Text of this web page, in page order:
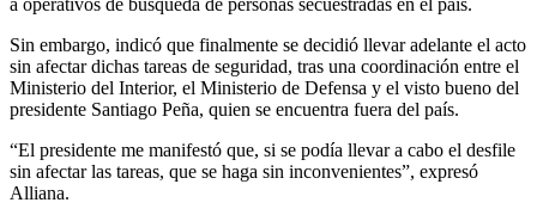
Sin embargo, indicó que finalmente se decidió llevar adelante el acto
sin afectar dichas tareas de seguridad, tras una coordinación entre el
Ministerio del Interior, el Ministerio de Defensa y el visto bueno del
presidente Santiago Peña, quien se encuentra fuera del país.
“El presidente me manifestó que, si se podía llevar a cabo el desfile
sin afectar las tareas, que se haga sin inconvenientes”, expresó
Alliana.